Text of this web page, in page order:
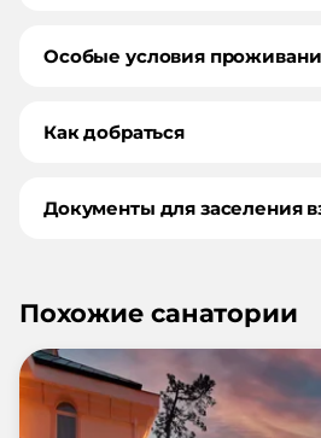
Особые условия
Как добраться
Документы для заселения
Похожие санатории